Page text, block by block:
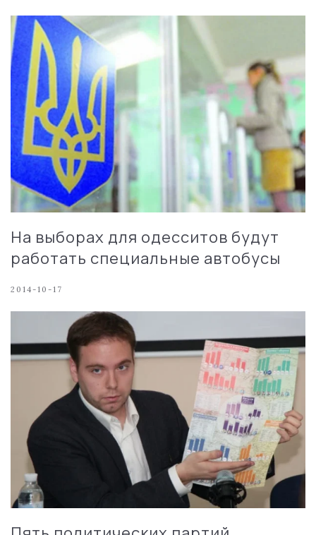
На выборах для одесситов будут
работать специальные автобусы
2014-10-17